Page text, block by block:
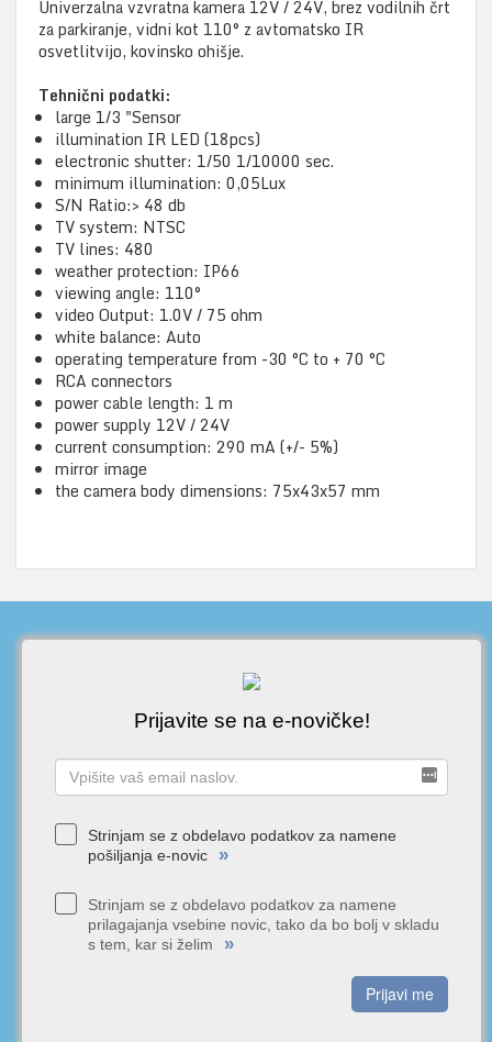
Univerzalna vzvratna kamera 12V / 24V, brez vodilnih črt
za parkiranje, vidni kot 110° z avtomatsko IR
osvetlitvijo, kovinsko ohišje.
Tehnični podatki:
large 1/3 "Sensor
illumination IR LED (18pcs)
electronic shutter: 1/50 1/10000 sec.
minimum illumination: 0,05Lux
S/N Ratio:> 48 db
TV system: NTSC
TV lines: 480
weather protection: IP66
viewing angle: 110°
video Output: 1.0V / 75 ohm
white balance: Auto
operating temperature from -30 °C to + 70 °C
RCA connectors
power cable length: 1 m
power supply 12V / 24V
current consumption: 290 mA (+/- 5%)
mirror image
the camera body dimensions: 75x43x57 mm
Prijavite se na e-novičke!
Strinjam se z obdelavo podatkov za namene
pošiljanja e-novic
»
Strinjam se z obdelavo podatkov za namene
prilagajanja vsebine novic, tako da bo bolj v skladu
s tem, kar si želim
»
Prijavi me